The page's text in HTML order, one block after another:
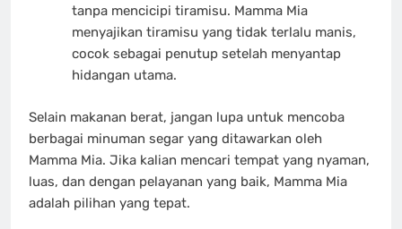
tanpa mencicipi tiramisu. Mamma Mia
menyajikan tiramisu yang tidak terlalu manis,
cocok sebagai penutup setelah menyantap
hidangan utama.
Selain makanan berat, jangan lupa untuk mencoba
berbagai minuman segar yang ditawarkan oleh
Mamma Mia. Jika kalian mencari tempat yang nyaman,
luas, dan dengan pelayanan yang baik, Mamma Mia
adalah pilihan yang tepat.